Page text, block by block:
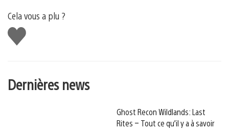
Cela vous a plu ?
J'aime
Dernières news
Ghost Recon Wildlands: Last
Rites – Tout ce qu’il y a à savoir